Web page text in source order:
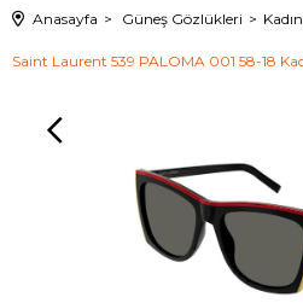
Anasayfa Güneş Gözlükleri
Saint Laurent 539 PALOMA 001 58-18